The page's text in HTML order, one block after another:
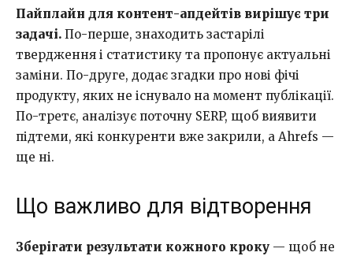
Пайплайн для контент-апдейтів вирішує три
задачі. По-перше, знаходить застарілі
твердження і статистику та пропонує актуальні
заміни. По-друге, додає згадки про нові фічі
продукту, яких не існувало на момент публікації.
По-третє, аналізує поточну SERP, щоб виявити
підтеми, які конкуренти вже закрили, а Ahrefs —
ще ні.
Що важливо для відтворення
Зберігати результати кожного кроку — щоб не